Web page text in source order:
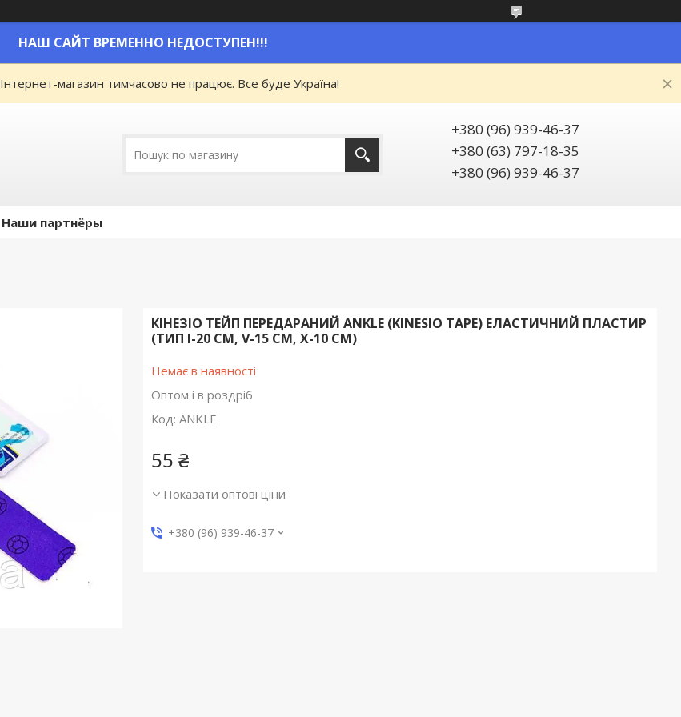
НАШ САЙТ ВРЕМЕННО НЕДОСТУПЕН!!!
Інтернет-магазин тимчасово не працює. Все буде Україна!
+380 (96) 939-46-37
+380 (63) 797-18-35
+380 (96) 939-46-37
Наши партнёры
КІНЕЗІО ТЕЙП ПЕРЕДАРАНИЙ ANKLE (KINESIO TAPE) ЕЛАСТИЧНИЙ ПЛАСТИР
(ТИП I-20 СМ, V-15 СМ, Х-10 СМ)
Немає в наявності
Оптом і в роздріб
Код: ANKLE
55 ₴
Показати оптові ціни
+380 (96) 939-46-37